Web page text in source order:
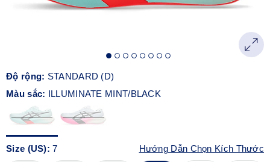
Độ rộng: STANDARD (D)
Màu sắc: ILLUMINATE MINT/BLACK
Size (US):7 Hướng Dẫn Chọn Kích Thước